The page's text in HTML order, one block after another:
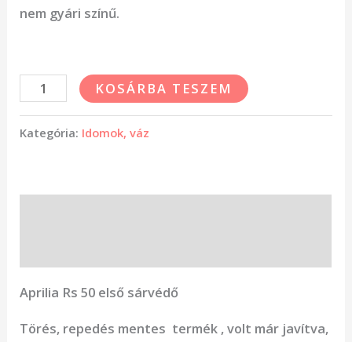
nem gyári színű.
KOSÁRBA TESZEM
Kategória: Idomok, váz
Aprilia Rs 50 első sárvédő
Törés, repedés mentes termék , volt már javítva,